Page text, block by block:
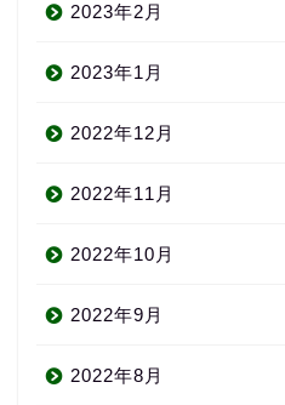
2023年2月
2023年1月
2022年12月
2022年11月
2022年10月
2022年9月
2022年8月